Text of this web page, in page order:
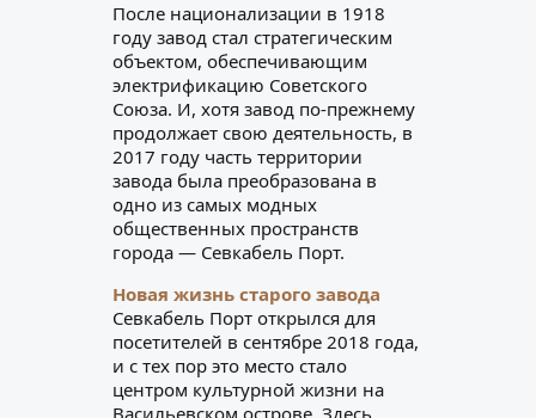
После национализации в 1918
году завод стал стратегическим
объектом, обеспечивающим
электрификацию Советского
Союза. И, хотя завод по-прежнему
продолжает свою деятельность, в
2017 году часть территории
завода была преобразована в
одно из самых модных
общественных пространств
города — Севкабель Порт.
Новая жизнь старого завода
Севкабель Порт открылся для
посетителей в сентябре 2018 года,
и с тех пор это место стало
центром культурной жизни на